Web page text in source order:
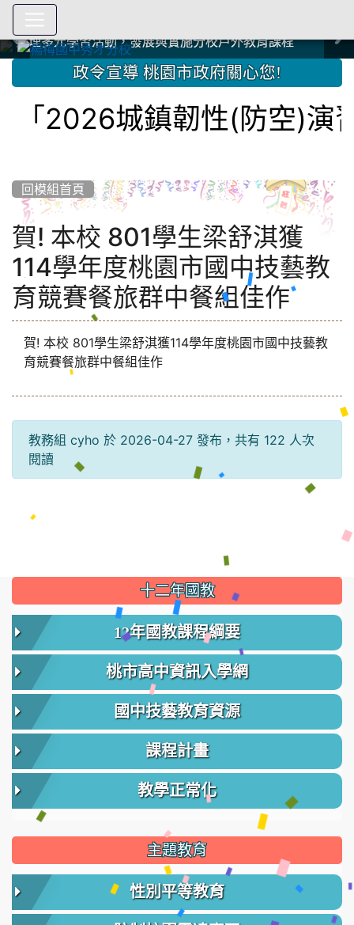
中國信託商業銀行 2023.04.22 愛傳球計畫
中國信託商業銀行 2023.04.22 愛傳球計畫
辦理多元學習活動，發展與實施分校戶外教育課程
辦理多元學習活動，發展與實施分校戶外教育課程
爭取社會資源，傳愛與溫暖：2024.3.19 桃園市家長會與桃
園女子美容商業童也工會義剪活動
爭取社會資源，傳愛與溫暖：2024.3.19 桃園市家長會與桃
園女子美容商業童也工會義剪活動
112學年度畢業學生與師長合照
112學年度畢業學生與師長合照
辦理多元學習活動，發展與實施分校戶外教育課程
辦理多元學習活動，發展與實施分校戶外教育課程
爭取社會資源，傳愛與溫暖：110.12.22 國際獅子會與本校
師生歲末感恩活動
爭取社會資源，傳愛與溫暖：110.12.22 國際獅子會與本校
師生歲末感恩活動
爭取社會資源，傳愛與溫暖：110.12.22 國際獅子會贈送本
校學生耶誕禮物
爭取社會資源，傳愛與溫暖：110.12.22 國際獅子會贈送本
校學生耶誕禮物
112.9.27參觀客家博覽會
112.9.27參觀客家博覽會
2023.12.27 國際獅子會贈送本校學生耶誕禮物
2023.12.27 國際獅子會贈送本校學生耶誕禮物
2023.12.27 國際獅子會贊助本校學生獎助學金
2023.12.27 國際獅子會贊助本校學生獎助學金
2023.12.27 聖誕感恩歌謠競賽；本校師生與國際獅子會獅
兄、師姐同樂
2023.12.27 聖誕感恩歌謠競賽；本校師生與國際獅子會獅
兄、師姐同樂
建置優質學習空間；合作互惠，建立良善公共關係
建置優質學習空間；合作互惠，建立良善公共關係
::: 政令宣導 桃園市政府關心您!
2026城鎮韌性(防空)演習
回模組首頁
賀! 本校 801學生梁舒淇獲
114學年度桃園市國中技藝教
育競賽餐旅群中餐組佳作
賀! 本校 801學生梁舒淇獲114學年度桃園市國中技藝教
育競賽餐旅群中餐組佳作
教務組 cyho 於 2026-04-27 發布，共有 122 人次
閱讀
::: 十二年國教
12年國教課程綱要
桃市高中資訊入學網
國中技藝教育資源
課程計畫
教學正常化
主題教育
性別平等教育